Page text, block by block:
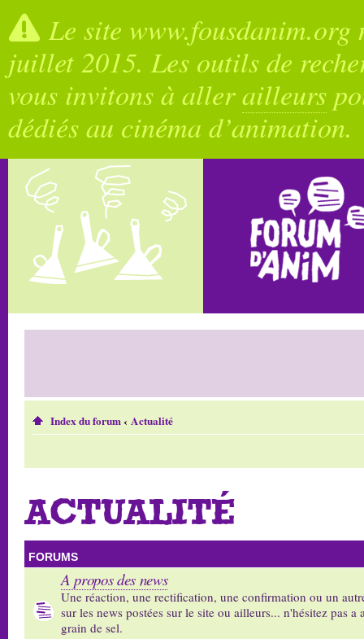
Le site
juillet 2015. Les outils de
vous invitons à allerailleurs
dédiés au cinéma d’animation.
Index du forum‹ Actualité
ACTUALITÉ
FORUMS
A propos des news
Une réaction, une rectification, une confirmation ou un
sur les news postées sur le site ou ailleurs... n'hésitez pas a
grain de sel.